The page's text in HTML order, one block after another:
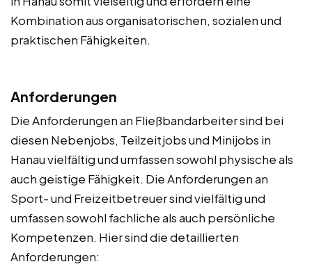
Kombination aus organisatorischen, sozialen und
praktischen Fähigkeiten.
Anforderungen
Die Anforderungen an Fließbandarbeiter sind bei
diesen Nebenjobs, Teilzeitjobs und Minijobs in
Hanau vielfältig und umfassen sowohl physische als
auch geistige Fähigkeit. Die Anforderungen an
Sport- und Freizeitbetreuer sind vielfältig und
umfassen sowohl fachliche als auch persönliche
Kompetenzen. Hier sind die detaillierten
Anforderungen: